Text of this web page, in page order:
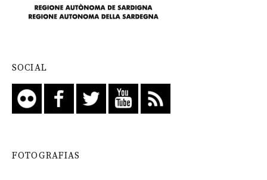
SOCIAL
FOTOGRAFIAS